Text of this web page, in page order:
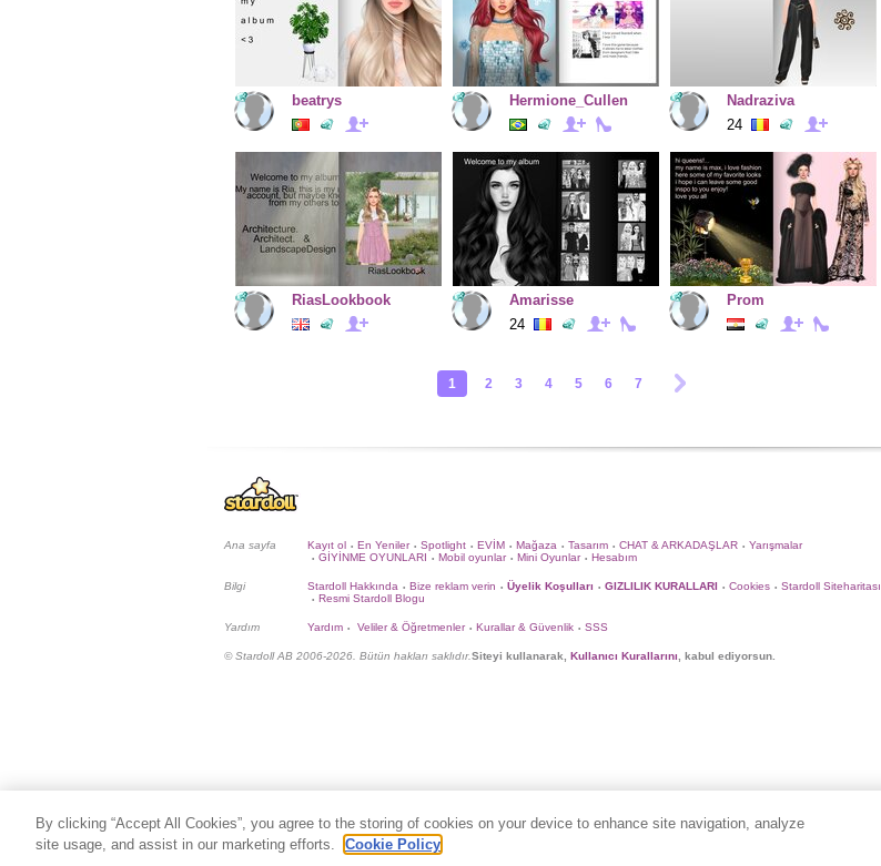
beatrys Hermione_Cullen
Nadraziva
24
RiasLookbook
Amarisse
24
Prom
1 2 3 4 5 6 7
Ana sayfa Kayıt ol • En Yeniler • Spotlight • EVİM • Mağaza • Tasarım • CHAT & ARKADAŞLAR • Yarışmalar
• GİYİNME OYUNLARI • Mobil oyunlar • Mini Oyunlar • Hesabım
Bilgi Stardoll Hakkında • Bize reklam verin • Üyelik Koşulları • GIZLILIK KURALLARI • Cookies • Stardoll Siteharitası
• Resmi Stardoll Blogu
Yardım Yardım • Veliler & Öğretmenler • Kurallar & Güvenlik • SSS
© Stardoll AB 2006-2026. Bütün hakları saklıdır.Siteyi kullanarak, Kullanıcı Kurallarını , kabul ediyorsun.
By clicking “Accept All Cookies”, you agree to the storing of cookies on your device to enhance site navigation, analyze
site usage, and assist in our marketing efforts.
Cookie Policy